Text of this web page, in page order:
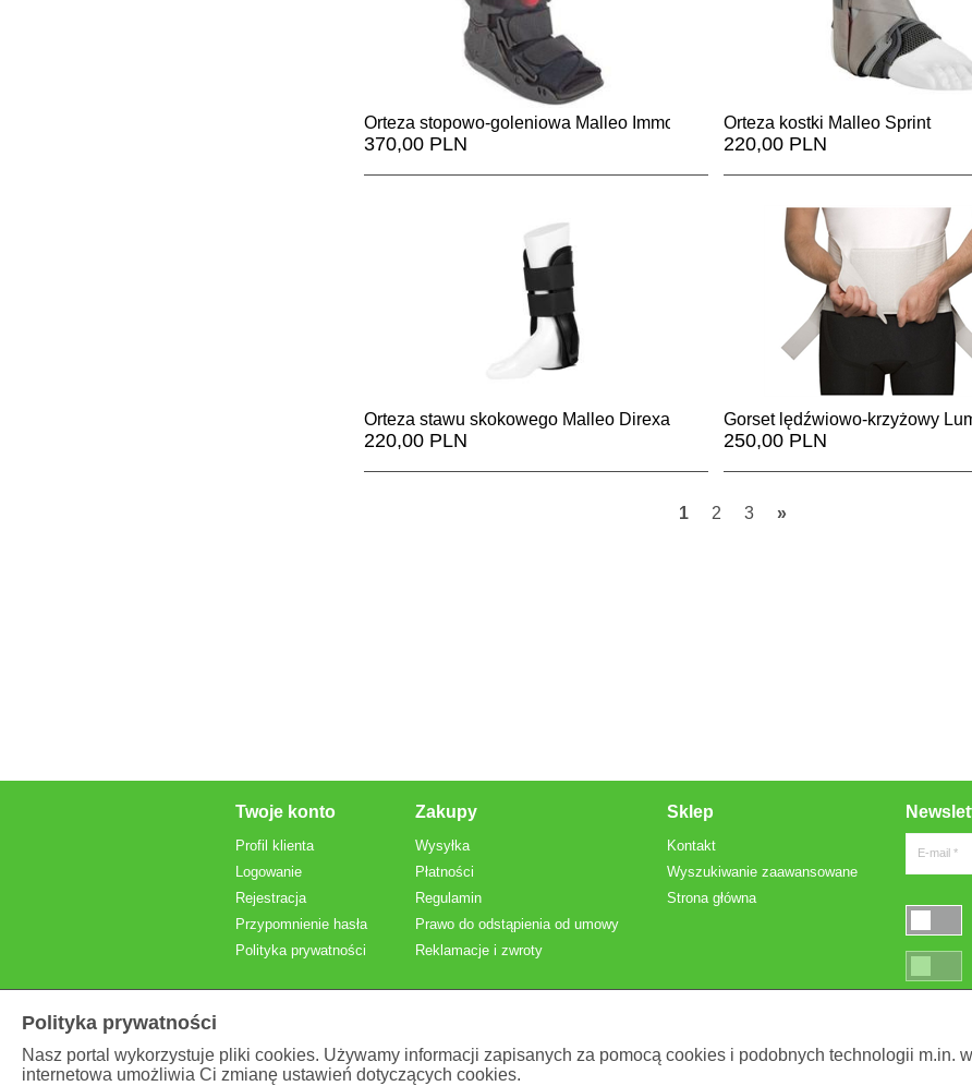
Orteza stopowo-goleniowa Malleo Immobil Air Walker Low
370,00 PLN
Orteza kostki Malleo Sprint
220,00 PLN
Orteza stawu skokowego Malleo Direxa Stirrup
220,00 PLN
Gorset lędźwiowo-krzyżowy
250,00 PLN
1 2 3 »
Twoje konto
Profil klienta
Logowanie
Rejestracja
Przypomnienie hasła
Polityka prywatności
Zakupy
Wysyłka
Płatności
Regulamin
Prawo do odstąpienia od umowy
Reklamacje i zwroty
Sklep
Kontakt
Wyszukiwanie zaawansowane
Strona główna
E-mail *
Prezentowane cenybrutto, z VAT.
Polityka prywatności
Nasz portal wykorzystuje pliki cookies. Używamy informacji zapisanych za pomocą cookies i podobnych technologii m.in.
internetowa umożliwia Ci zmianę ustawień dotyczących cookies.